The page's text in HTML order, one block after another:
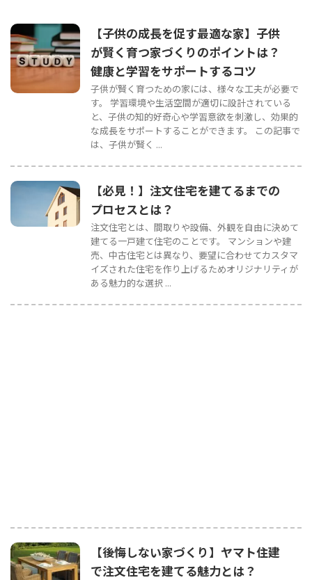
【子供の成長を促す最適な家】子供
が賢く育つ家づくりのポイントは？
健康と学習をサポートするコツ
子供が賢く育つための家には、様々な工夫が必要で
す。 学習環境や生活空間が適切に設計されている
と、子供の知的好奇心や学習意欲を刺激し、効果的
な成長をサポートすることができます。 この記事で
は、子供が賢く ...
【必見！】注文住宅を建てるまでの
プロセスとは？
注文住宅とは、間取りや設備、外観を自由に決めて
建てる一戸建て住宅のことです。 マンションや建
売、中古住宅とは異なり、要望に合わせてカスタマ
イズされた住宅を作り上げるためオリジナリティが
ある魅力的な選択 ...
【後悔しない家づくり】ヤマト住建
で注文住宅を建てる魅力とは？